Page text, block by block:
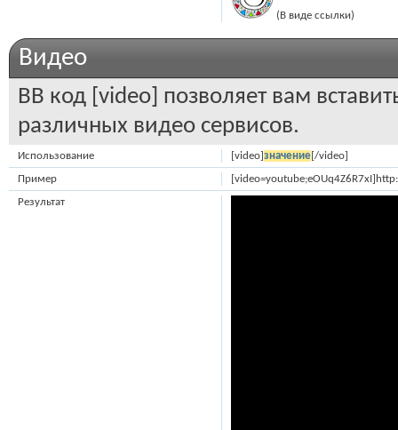
(В виде ссылки)
Видео
BB код [video] позволяет вам
различных видео сервисов.
[video]значение[/video]
Использование
Пример
Результат